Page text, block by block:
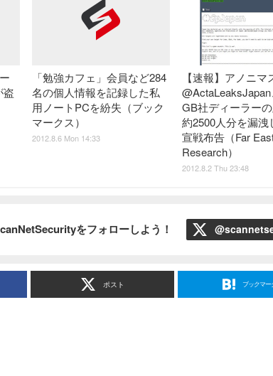
盗
「勉強カフェ」会員など284
名の個人情報を記録した私
用ノートPCを紛失（ブック
マークス）
2012.8.6 Mon 14:33
【速報】アノニマ
GB社ディーラー
約2500人分を漏洩
宣戦布告（Far
Research）
2012.8.2 Thu 23:48
をフォローしよう！
ポスト ブックマー